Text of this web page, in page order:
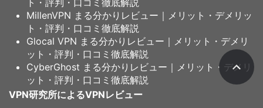
ト・評判・口コミ徹底解説
MillenVPN まる分かりレビュー｜メリット・デメリッ
ト・評判・口コミ徹底解説
Glocal VPN まる分かりレビュー｜メリット・デメリ
ット・評判・口コミ徹底解説
CyberGhost まる分かりレビュー｜メリット・デメリ
ット・評判・口コミ徹底解説
VPN研究所によるVPNレビュー